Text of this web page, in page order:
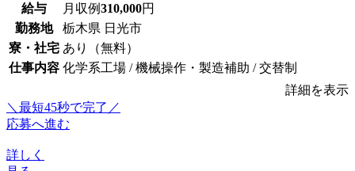
給与 月収例310,000円
勤務地
栃木県 日光市
寮・社宅 あり（無料）
仕事内容 化学系工場 / 機械操作・製造補助 / 交替制
詳細を表示
＼最短45秒で完了／
応募へ進む
詳しく